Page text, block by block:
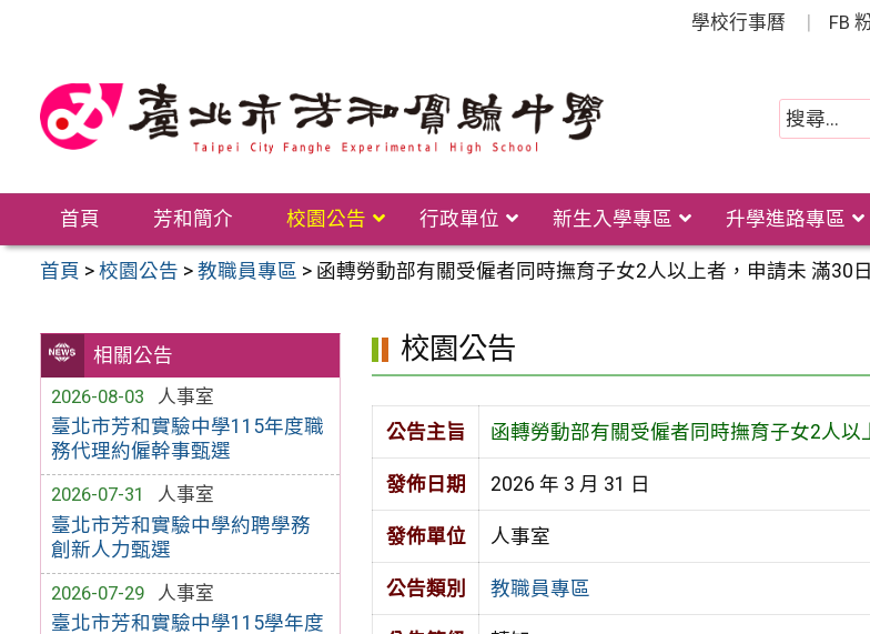
學校行事曆 FB
首頁 芳和簡介 校園公告 行政單位 新生入學專區 升學進路專區
首頁 >校園公告 >教職員專區 > 函轉勞動部有關受僱者同時撫育子女2人以上者，申請未 滿30
相關公告
2026-08-03
人事室
臺北市芳和實驗中學115年度職
務代理約僱幹事甄選
2026-07-31
人事室
臺北市芳和實驗中學約聘學務
創新人力甄選
2026-07-29
人事室
臺北市芳和實驗中學115學年度
校園公告
公告主旨 函轉勞動部有關受僱者同時撫育子女2人
發佈日期 2026 年 3 月 31 日
發佈單位 人事室
公告類別 教職員專區